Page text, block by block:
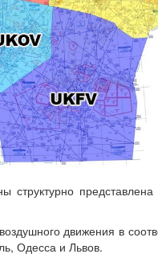
структурно
движения в
Одесса и Львов.